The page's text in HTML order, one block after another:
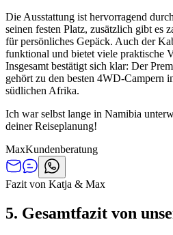
Die Ausstattung ist hervorragend
seinen festen Platz, zusätzlich gibt es
für persönliches Gepäck. Auch der
funktional und bietet viele praktische
Insgesamt bestätigt sich klar: Der
gehört zu den besten 4WD-Campern
südlichen Afrika.
Ich war selbst lange in Namibia
deiner Reiseplanung!
MaxKundenberatung
Fazit von Katja & Max
5. Gesamtfazit von